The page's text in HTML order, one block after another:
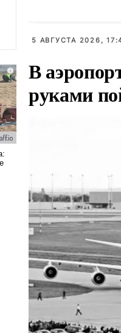
5 АВГУСТА 2026,
В
руками